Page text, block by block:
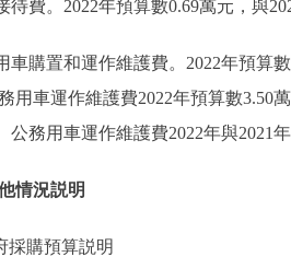
費。2022年預算數0.69萬元，與
購置和運作維護費。2022年預算數
用車運作維護費2022年預算數3.50
公務用車運作維護費2022年與2021
情況説明
購預算説明